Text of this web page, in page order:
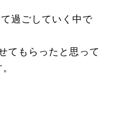
過ごしていく中で
てもらったと思って